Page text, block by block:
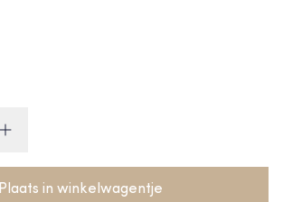
Plaats in winkelwagentje